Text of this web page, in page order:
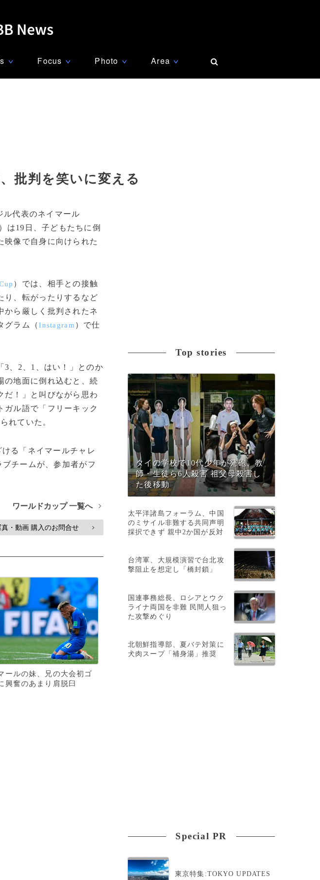
∨ Focus ∨ Photo ∨ Area ∨
批判を笑いに変える
ル代表のネイマール
）は19日、子どもたちに倒
映像で自身に向けられた
）では、相手との接触
り、転がったりするなど
から厳しく批判されたネ
グラム（Instagram ）で仕
、2、1、はい！」とのか
の地面に倒れ込むと、続
だ！」と叫びながら思わ
ガル語で「フリーキック
れていた。
る「ネイマールチャレ
チームが、参加者がフ
ワールドカップ 一覧へ >
・動画 購入のお問合せ >
ールの妹、兄の大会初ゴ
興奮のあまり肩脱臼
Top stories
タイの学校で10代少年が発砲、教
師・生徒ら6人殺害 祖父母殺害し
た後移動
太平洋諸島フォーラム、中国
のミサイル非難する共同声明
採択できず 親中2か国が反対
台湾軍、大規模演習で台北攻
撃阻止を想定し「橋封鎖」
国連事務総長、ロシアとウク
ライナ両国を非難 民間人狙っ
た攻撃めぐり
北朝鮮指導部、夏バテ対策に
犬肉スープ「補身湯」推奨
Special PR
東京特集:TOKYO UPDATES